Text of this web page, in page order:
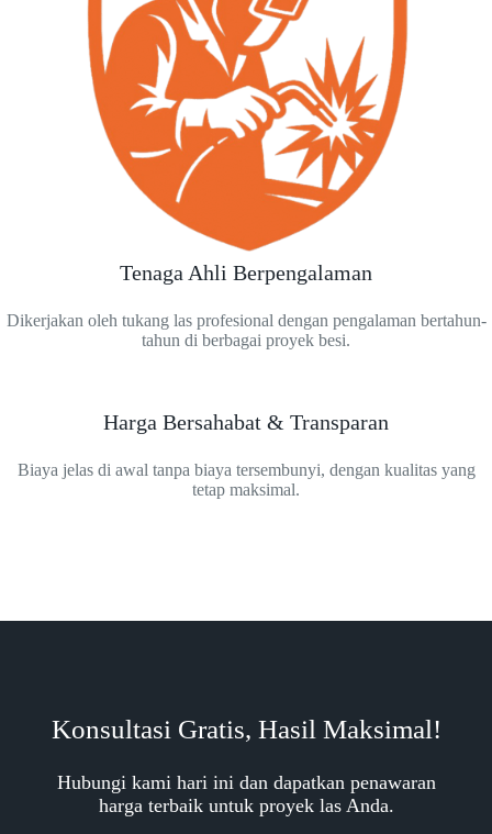
Tenaga Ahli Berpengalaman
Dikerjakan oleh tukang las profesional dengan pengalaman bertahun-
tahun di berbagai proyek besi.
Harga Bersahabat & Transparan
Biaya jelas di awal tanpa biaya tersembunyi, dengan kualitas yang
tetap maksimal.
Konsultasi Gratis, Hasil Maksimal!
Hubungi kami hari ini dan dapatkan penawaran
harga terbaik untuk proyek las Anda.